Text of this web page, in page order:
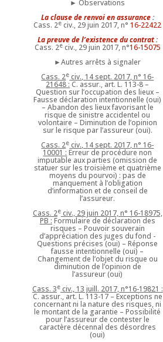
► Observations
La clause de renvoi en assurance:
Cass. 2eciv., 29 juin 2017, n°16-22422
La preuve de l’existence du contrat:
Cass. 2eciv., 29 juin 2017, n°16-15075
►Autres arrêts à signaler
Cass. 2e civ., 14 sept. 2017, n° 16-
21648 : C. assur., art. L. 113-8 –
Question sur l’occupation des lieux –
Fausse déclaration intentionnelle (oui)
– Abandon des lieux favorisant le
risque de sinistre accidentel ou
volontaire – Diminution de l’opinion
sur le risque par l’assureur (oui).
Cass. 2e civ., 14 sept. 2017, n° 16-
10001 : Erreur de procédure non
imputable aux parties (omission de
statuer sur les troisième et quatrième
moyens du pourvoi) : pas de
manquement à l’obligation
d’information et de conseil de
l’assureur.
Cass. 2eciv., 29 juin 2017, n° 16-18975,
PB : Formulaire de déclaration des
risques – Pouvoir souverain
d’appréciation des juges du fond -
Questions précises (oui) – Réponse
fausse intentionnelle (oui) –
Changement de l’objet du risque ou
diminution de l’opinion de
l’assureur (oui)
Cass. 3eciv., 13 juill. 2017, n°16-19821 :
C. assur., art. L. 113-17 – Exceptions ne
concernant ni la nature des risques, ni
le montant de la garantie – Possibilité
pour l’assureur de contester le
caractère décennal des désordres
(oui)